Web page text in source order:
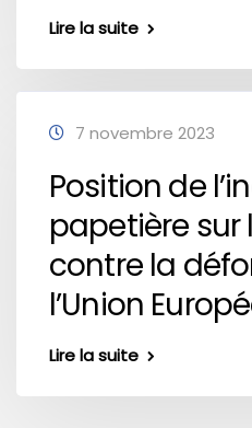
Lire la suite
7 novembre 2023
Position de
papetière sur
contre la
l’Union
Lire la suite